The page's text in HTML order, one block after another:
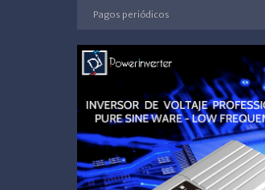
Pagos periódicos